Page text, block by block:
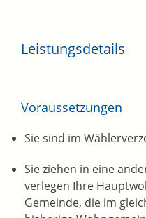
Leistungsdetails
Voraussetzungen
Sie sind im
Sie ziehen in eine
verlegen Ihre
Gemeinde, die im